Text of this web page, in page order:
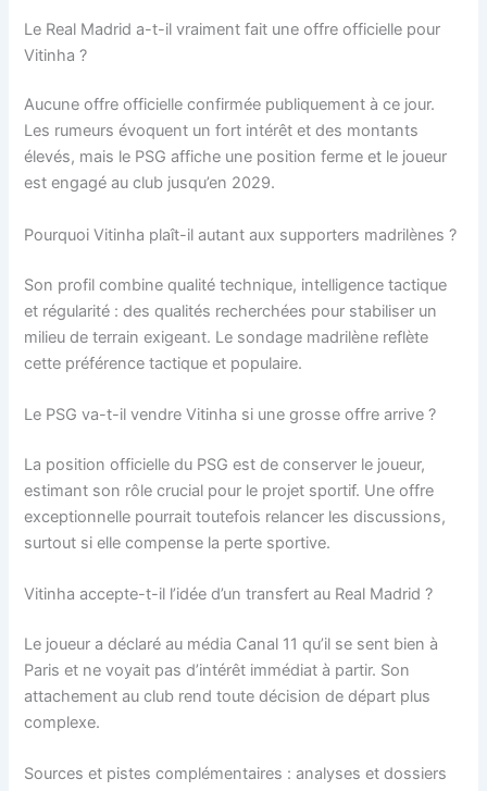
Le Real Madrid a-t-il vraiment fait une offre officielle pour
Vitinha ?
Aucune offre officielle confirmée publiquement à ce jour.
Les rumeurs évoquent un fort intérêt et des montants
élevés, mais le PSG affiche une position ferme et le joueur
est engagé au club jusqu’en 2029.
Pourquoi Vitinha plaît-il autant aux supporters madrilènes ?
Son profil combine qualité technique, intelligence tactique
et régularité : des qualités recherchées pour stabiliser un
milieu de terrain exigeant. Le sondage madrilène reflète
cette préférence tactique et populaire.
Le PSG va-t-il vendre Vitinha si une grosse offre arrive ?
La position officielle du PSG est de conserver le joueur,
estimant son rôle crucial pour le projet sportif. Une offre
exceptionnelle pourrait toutefois relancer les discussions,
surtout si elle compense la perte sportive.
Vitinha accepte-t-il l’idée d’un transfert au Real Madrid ?
Le joueur a déclaré au média Canal 11 qu’il se sent bien à
Paris et ne voyait pas d’intérêt immédiat à partir. Son
attachement au club rend toute décision de départ plus
complexe.
Sources et pistes complémentaires : analyses et dossiers